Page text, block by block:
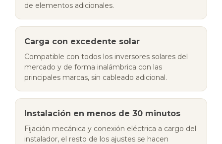
de elementos adicionales.
Carga con excedente solar
Compatible con todos los inversores solares del
mercado y de forma inalámbrica con las
principales marcas, sin cableado adicional.
Instalación en menos de 30 minutos
Fijación mecánica y conexión eléctrica a cargo del
instalador, el resto de los ajustes se hacen